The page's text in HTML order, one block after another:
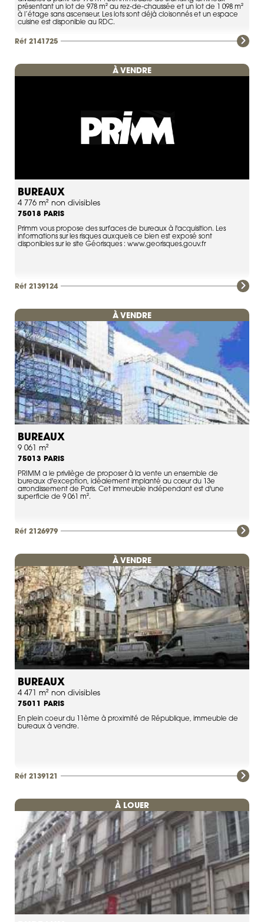
présentant un lot de 978 m² au rez-de-chaussée et un lot de 1 098 m²
à l’étage sans ascenseur. Les lots sont déjà cloisonnés et un espace
cuisine est disponible au RDC.
Réf 2141725
À VENDRE
BUREAUX
4 776 m² non divisibles
75018 PARIS
Primm vous propose des surfaces de bureaux à l'acquisition. Les
informations sur les risques auxquels ce bien est exposé sont
disponibles sur le site Géorisques : www.georisques.gouv.fr
Réf 2139124
À VENDRE
BUREAUX
9 061 m²
75013 PARIS
PRIMM a le privilège de proposer à la vente un ensemble de
bureaux d'exception, idéalement implanté au cœur du 13e
arrondissement de Paris. Cet immeuble indépendant est d'une
superficie de 9 061 m².
Réf 2126979
À VENDRE
BUREAUX
4 471 m² non divisibles
75011 PARIS
En plein coeur du 11ème à proximité de République, immeuble de
bureaux à vendre.
Réf 2139121
À LOUER